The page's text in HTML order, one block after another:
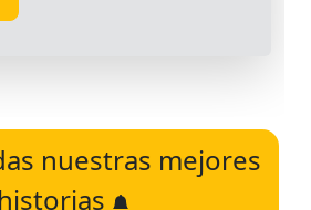
nuestras mejores
historias